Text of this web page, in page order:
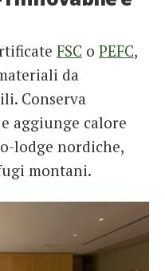
FSC o PEFC,
da
Conserva
aggiunge calore
lodge nordiche,
montani.